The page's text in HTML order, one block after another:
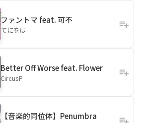
ファントマ feat. 可不
てにをは
Better Off Worse feat. Flower
CircusP
【音楽的同位体】Penumbra